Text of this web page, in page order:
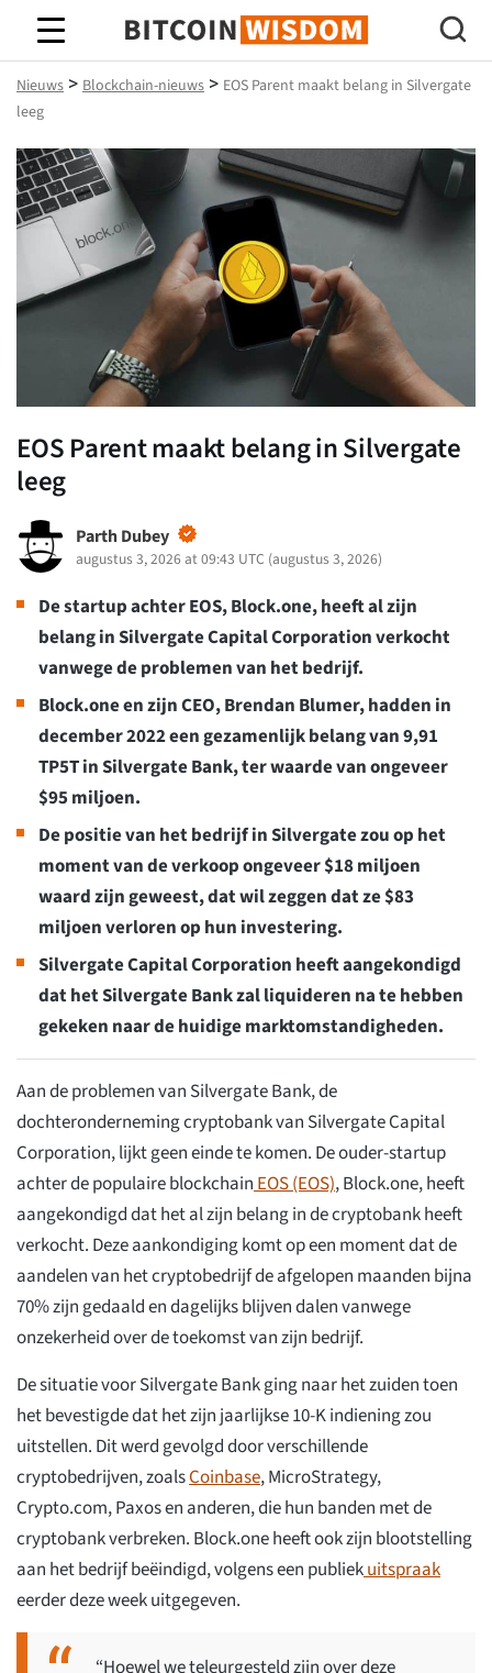
Bitcoin-wijsheid
Nieuws > Blockchain-nieuws > EOS Parent maakt belang in Silvergate
leeg
EOS Parent maakt belang in Silvergate
leeg
Parth Dubey
augustus 3, 2026 at 09:43 UTC (augustus 3, 2026)
De startup achter EOS, Block.one, heeft al zijn
belang in Silvergate Capital Corporation verkocht
vanwege de problemen van het bedrijf.
Block.one en zijn CEO, Brendan Blumer, hadden in
december 2022 een gezamenlijk belang van 9,91
TP5T in Silvergate Bank, ter waarde van ongeveer
$95 miljoen.
De positie van het bedrijf in Silvergate zou op het
moment van de verkoop ongeveer $18 miljoen
waard zijn geweest, dat wil zeggen dat ze $83
miljoen verloren op hun investering.
Silvergate Capital Corporation heeft aangekondigd
dat het Silvergate Bank zal liquideren na te hebben
gekeken naar de huidige marktomstandigheden.
Aan de problemen van Silvergate Bank, de
dochteronderneming cryptobank van Silvergate Capital
Corporation, lijkt geen einde te komen. De ouder-startup
achter de populaire blockchainEOS (EOS), Block.one, heeft
aangekondigd dat het al zijn belang in de cryptobank heeft
verkocht. Deze aankondiging komt op een moment dat de
aandelen van het cryptobedrijf de afgelopen maanden bijna
70% zijn gedaald en dagelijks blijven dalen vanwege
onzekerheid over de toekomst van zijn bedrijf.
De situatie voor Silvergate Bank ging naar het zuiden toen
het bevestigde dat het zijn jaarlijkse 10-K indiening zou
uitstellen. Dit werd gevolgd door verschillende
cryptobedrijven, zoalsCoinbase, MicroStrategy,
Crypto.com, Paxos en anderen, die hun banden met de
cryptobank verbreken. Block.one heeft ook zijn blootstelling
aan het bedrijf beëindigd, volgens een publiekuitspraak
eerder deze week uitgegeven.
“Hoewel we teleurgesteld zijn over deze